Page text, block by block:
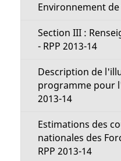
Environnement de
Section III :
- RPP 2013-14
Description de
programme pour
2013-14
Estimations des
nationales des
RPP 2013-14